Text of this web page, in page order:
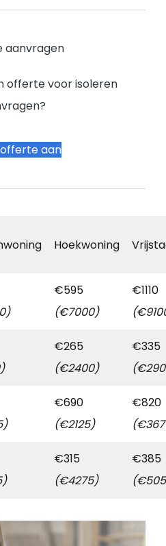
aanvragen
offerte voor isoleren
aan
Hoekwoning
€595
(€7000)
€1110
€265
(€2400)
€335
€690
(€2125)
€820
€315
(€4275)
€385